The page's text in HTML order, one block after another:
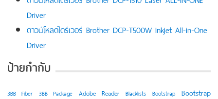
Driver
ดาวน์โหลดไดร์เวอร์ Brother DCP-T500W Inkjet All-in-One
Driver
ป้ายกำกับ
3BB Fiber 3BB Package Adobe Reader Blacklists Bootstrap Bootstrap